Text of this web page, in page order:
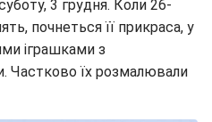
3 грудня. Коли 26-
почнеться її прикраса, у
іграшками з
Частково їх розмалювали